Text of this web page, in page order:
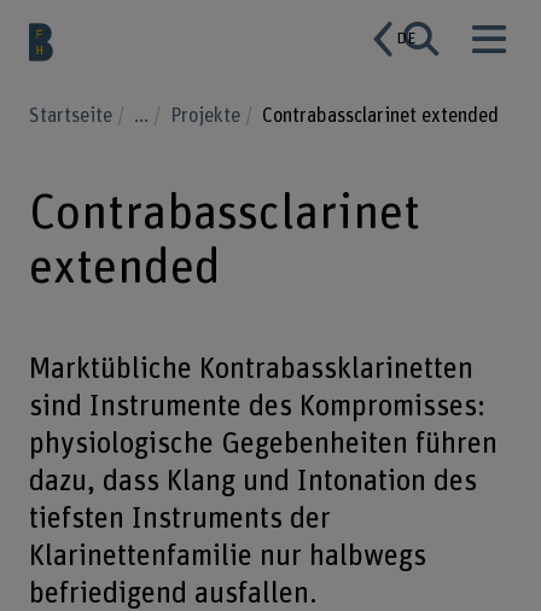
DE
Startseite ... Projekte Contrabassclarinet extended
Contrabassclarinet
extended
Marktübliche Kontrabassklarinetten
sind Instrumente des Kompromisses:
physiologische Gegebenheiten führen
dazu, dass Klang und Intonation des
tiefsten Instruments der
Klarinettenfamilie nur halbwegs
befriedigend ausfallen.